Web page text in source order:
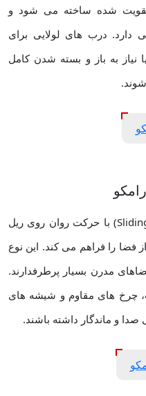
تقویت‌ شده ساخته می ‌شود و
دارد. درب‌ های لولایی برای
نیاز به باز و بسته شدن کامل
(Sliding) با حرکت روان روی ریل‌
فضا را فراهم می‌ کند. این نوع
مدرن بسیار پرطرفدارند.
چرخ‌ های مقاوم و شیشه ‌های
و ماندگار داشته باشند.